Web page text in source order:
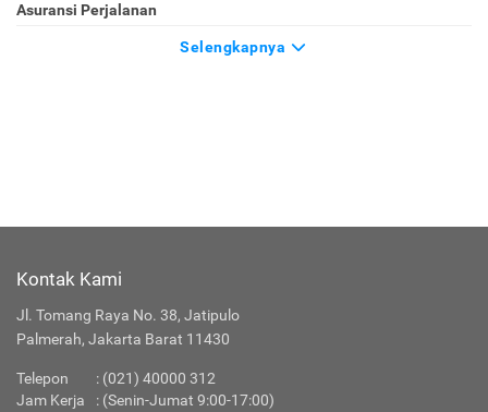
Asuransi Perjalanan
Selengkapnya
Kontak Kami
Jl. Tomang Raya No. 38, Jatipulo
Palmerah, Jakarta Barat 11430
Telepon
: (021) 40000 312
Jam Kerja
: (Senin-Jumat 9:00-17:00)